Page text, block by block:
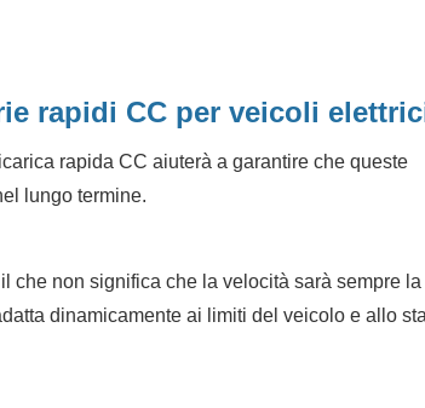
rapidi CC per veicoli
rapida CC aiuterà a garantire che queste
lungo termine.
che non significa che la velocità sarà sempre la
dinamicamente ai limiti del veicolo e allo